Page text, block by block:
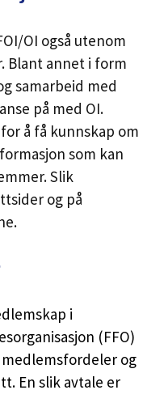
OI også utenom
Blant annet i form
samarbeid med
på med OI.
å få kunnskap om
som kan
Slik
og på
i
(FFO)
og
En slik avtale er